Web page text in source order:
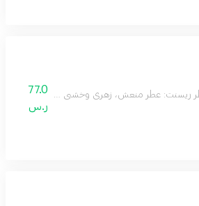
ريسنت: عطر منعش، زهري وخشبي يحتوي على77.0
ر.س